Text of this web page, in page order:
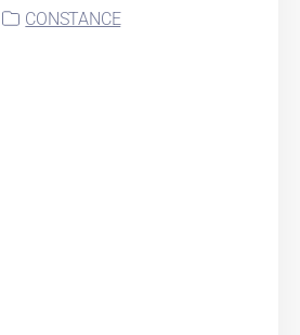
CONSTANCE